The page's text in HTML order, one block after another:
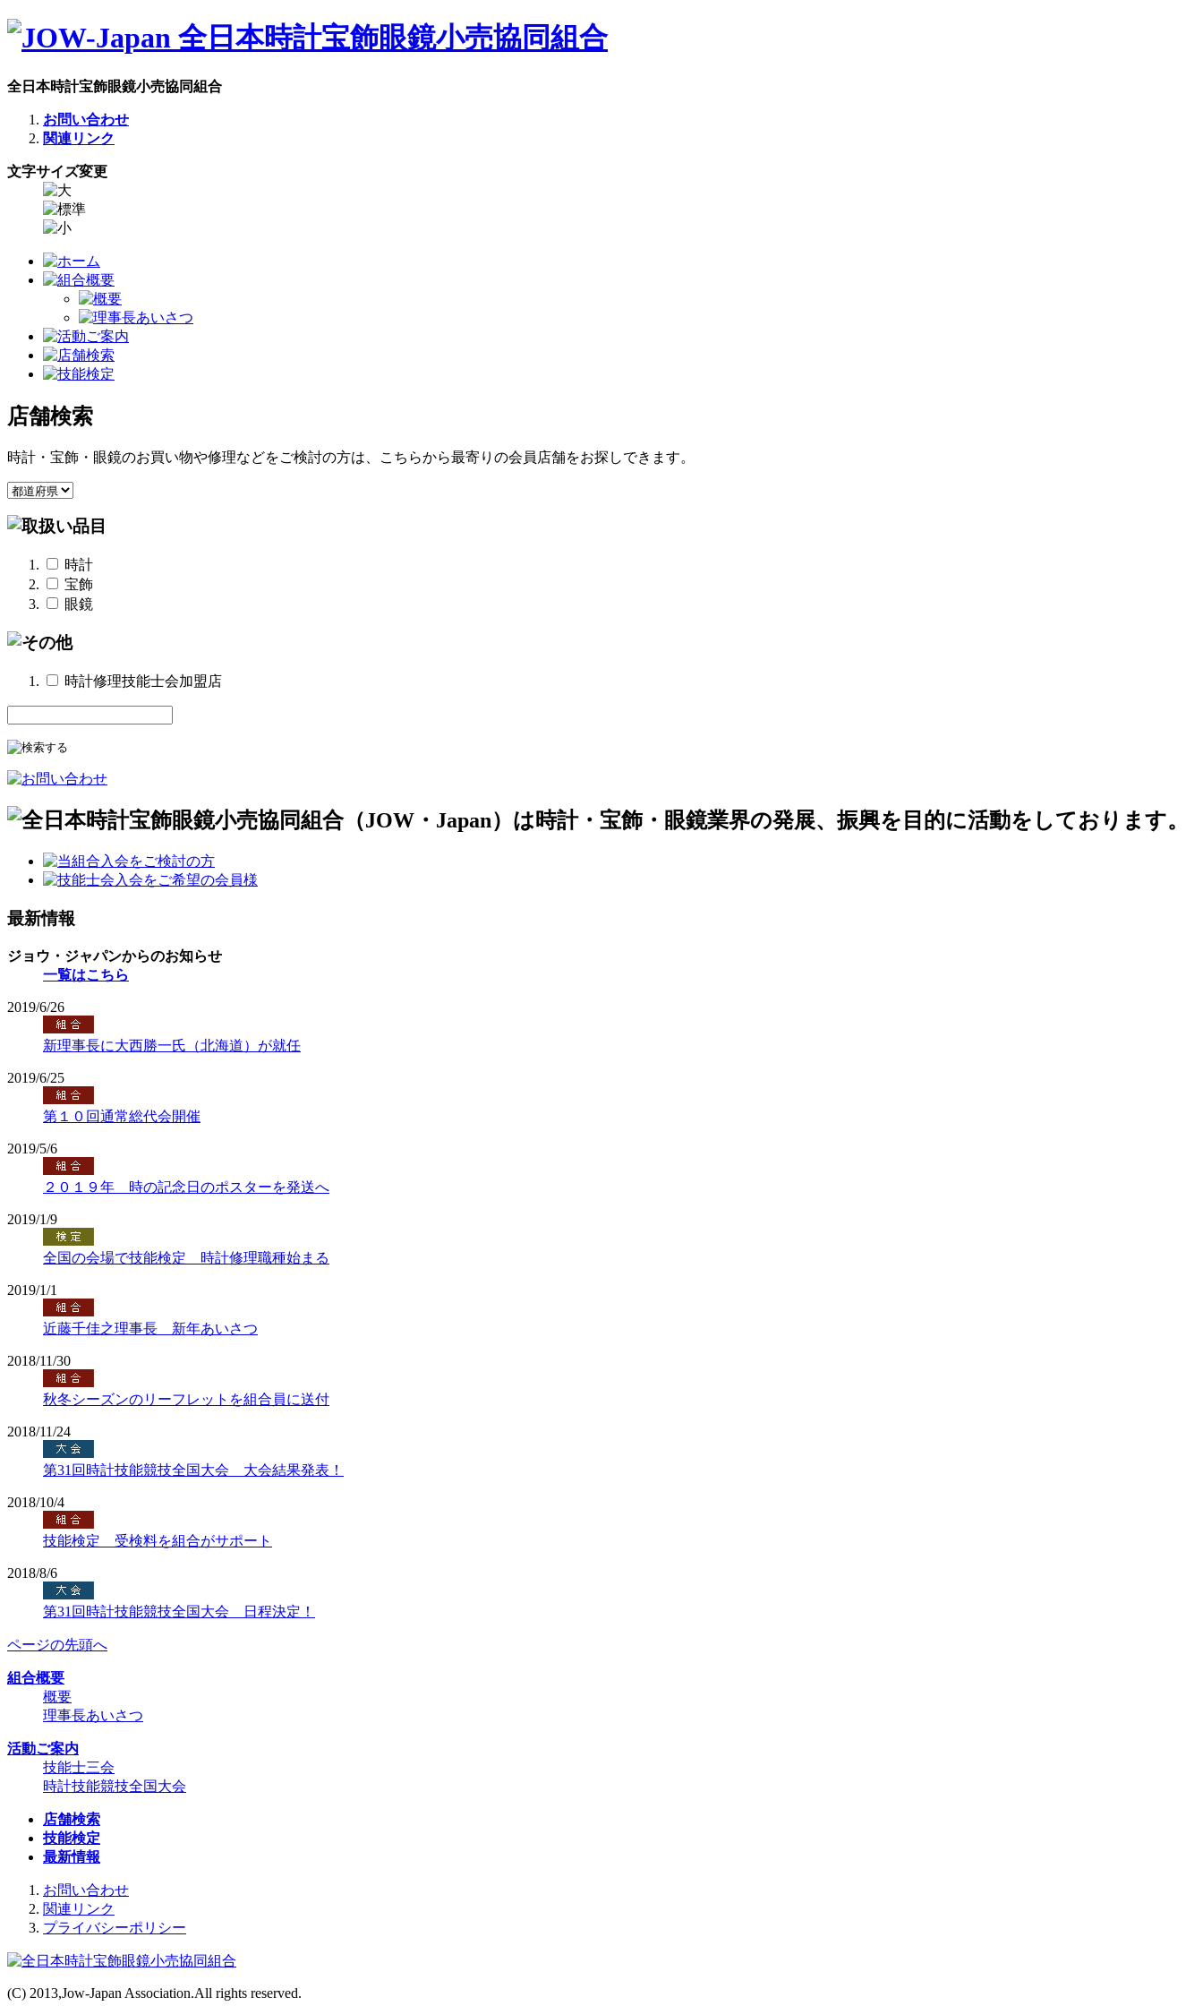
全日本時計宝飾眼鏡小売協同組合
お問い合わせ
関連リンク
文字サイズ変更
店舗検索
時計・宝飾・眼鏡のお買い物や修理などをご検討の方は、こちらから最寄りの会員店舗をお探しできます。
時計
宝飾
眼鏡
時計修理技能士会加盟店
最新情報
ジョウ・ジャパンからのお知らせ
一覧はこちら
2019/6/26
新理事長に大西勝一氏（北海道）が就任
2019/6/25
第１０回通常総代会開催
2019/5/6
２０１９年 時の記念日のポスターを発送へ
2019/1/9
全国の会場で技能検定 時計修理職種始まる
2019/1/1
近藤千佳之理事長 新年あいさつ
2018/11/30
秋冬シーズンのリーフレットを組合員に送付
2018/11/24
第31回時計技能競技全国大会 大会結果発表！
2018/10/4
技能検定 受検料を組合がサポート
2018/8/6
第31回時計技能競技全国大会 日程決定！
ページの先頭へ
組合概要
概要
理事長あいさつ
活動ご案内
技能士三会
時計技能競技全国大会
店舗検索
技能検定
最新情報
お問い合わせ
関連リンク
プライバシーポリシー
(C) 2013,Jow-Japan Association.All rights reserved.